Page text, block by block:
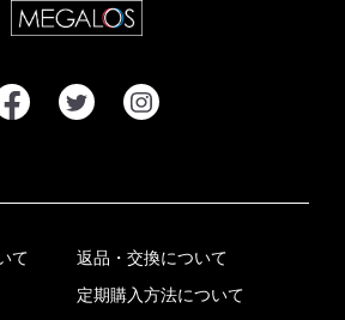
て
返品・交換について
定期購入方法について